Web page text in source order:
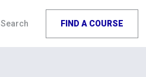
Search FIND A COURSE